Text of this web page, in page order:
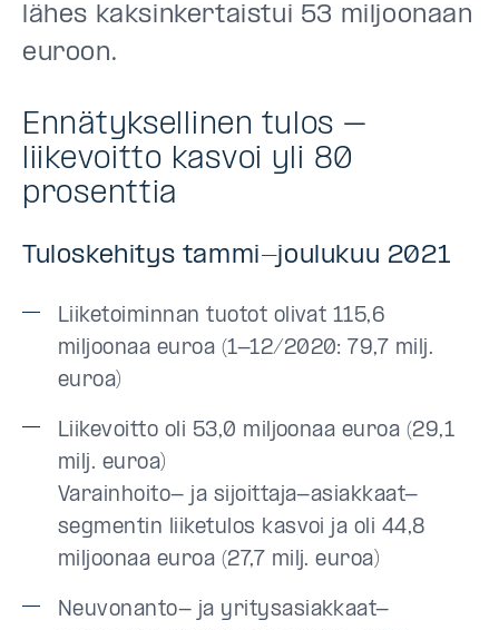
lähes kaksinkertaistui 53 miljoonaan
euroon.
Ennätyksellinen tulos –
liikevoitto kasvoi yli 80
prosenttia
Tuloskehitys tammi-joulukuu 2021
Liiketoiminnan tuotot olivat 115,6
miljoonaa euroa (1-12/2020: 79,7 milj.
euroa)
Liikevoitto oli 53,0 miljoonaa euroa (29,1
milj. euroa)
Varainhoito- ja sijoittaja-asiakkaat-
segmentin liiketulos kasvoi ja oli 44,8
miljoonaa euroa (27,7 milj. euroa)
Neuvonanto- ja yritysasiakkaat-